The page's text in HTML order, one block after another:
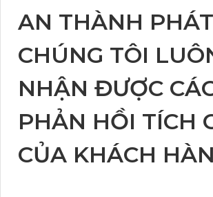
AN THÀNH PHÁT
CHÚNG TÔI
NHẬN ĐƯỢC
PHẢN HỒI TÍCH
CỦA KHÁCH